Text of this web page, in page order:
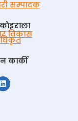
सम्पादक
विकास
कार्की